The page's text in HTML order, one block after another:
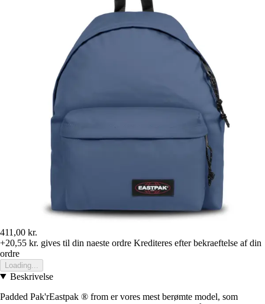
411,00 kr.
+20,55 kr. gives til din naeste ordre Krediteres efter bekraeftelse af din
ordre
Loading...
Beskrivelse
Padded Pak'rEastpak ® from er vores mest berømte model, som